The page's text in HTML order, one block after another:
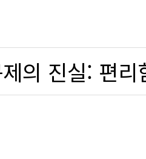
의 진실: 편